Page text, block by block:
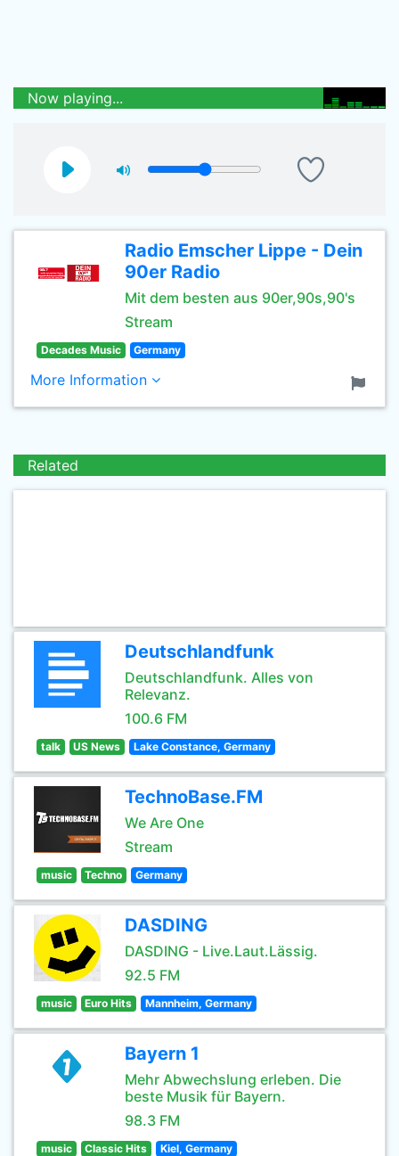
Now playing...
Radio Emscher Lippe - Dein
90er Radio
Mit dem besten aus 90er,90s,90's
Stream
Decades Music Germany
More Information
Related
Deutschlandfunk
Deutschlandfunk. Alles von
Relevanz.
100.6 FM
talk US News Lake Constance, Germany
TechnoBase.FM
We Are One
Stream
music Techno Germany
DASDING
DASDING - Live.Laut.Lässig.
92.5 FM
music Euro Hits Mannheim, Germany
Bayern 1
Mehr Abwechslung erleben. Die
beste Musik für Bayern.
98.3 FM
music Classic Hits Kiel, Germany